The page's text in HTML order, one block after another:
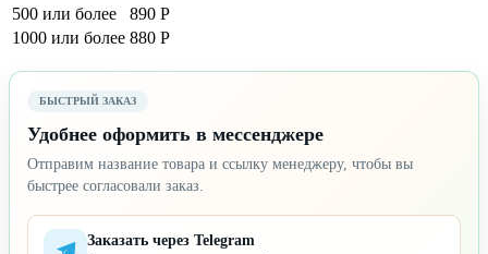
500 или более
890 Р
1000 или более 880 Р
БЫСТРЫЙ ЗАКАЗ
Удобнее оформить в мессенджере
Отправим название товара и ссылку менеджеру, чтобы вы
быстрее согласовали заказ.
Заказать через Telegram